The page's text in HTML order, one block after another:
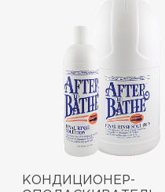
КОНДИЦИОНЕР-